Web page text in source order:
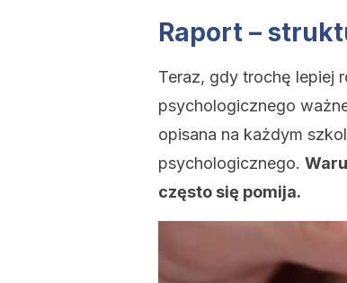
Raport –
Teraz, gdy trochę lepiej
psychologicznego
opisana na każdym
psychologicznego.
często się pomija.